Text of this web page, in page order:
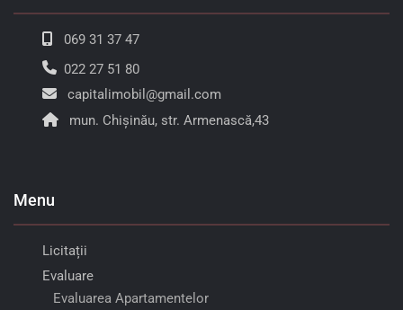
069 31 37 47
022 27 51 80
capitalimobil@gmail.com
mun. Chișinău, str. Armenască,43
Menu
Licitații
Evaluare
Evaluarea Apartamentelor